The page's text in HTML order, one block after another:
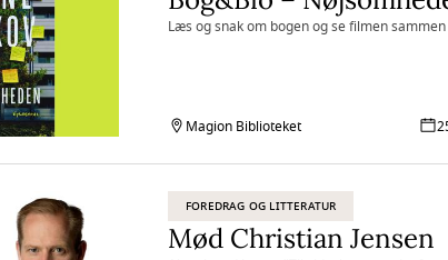
Læs og snak om bogen og se filmen
Magion Biblioteket
FOREDRAG OG LITTERATUR
Mød Christian Jensen